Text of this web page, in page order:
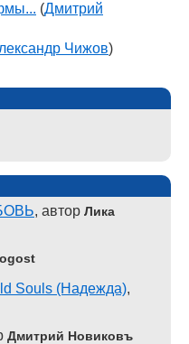
(Дмитрий
Чижов)
, автор Лика
Souls (Надежда),
Дмитрий Новиковъ